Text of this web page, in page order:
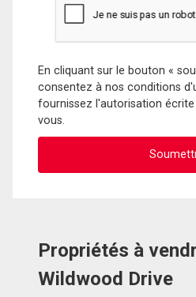
En cliquant sur le bouton «
consentez à nos conditions
fournissez l'autorisation
vous.
Propriétés à
Wildwood Drive